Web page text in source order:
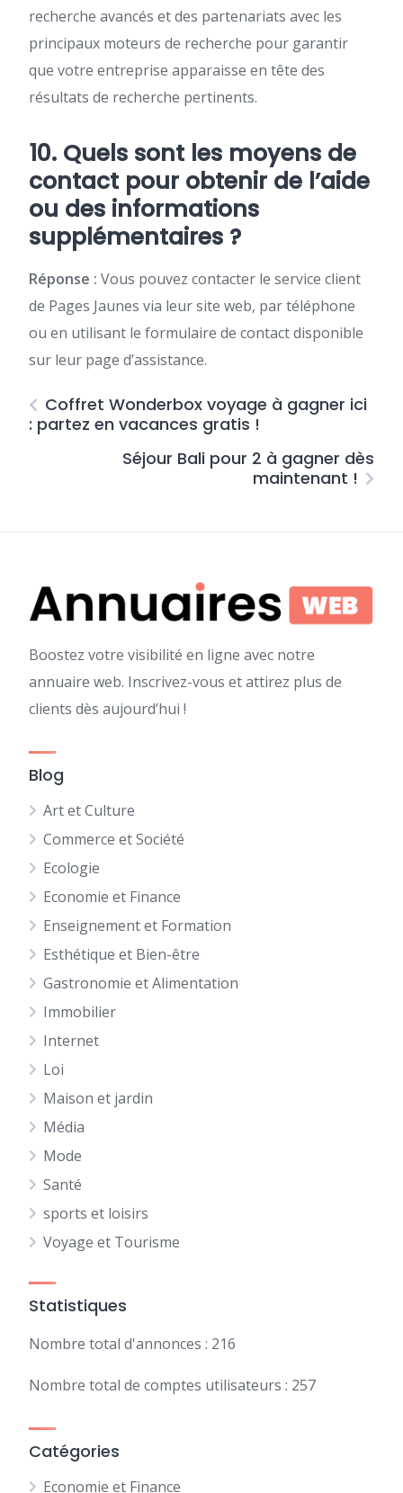
recherche avancés et des partenariats avec les
principaux moteurs de recherche pour garantir
que votre entreprise apparaisse en tête des
résultats de recherche pertinents.
10. Quels sont les moyens de
contact pour obtenir de l’aide
ou des informations
supplémentaires ?
Réponse : Vous pouvez contacter le service client
de Pages Jaunes via leur site web, par téléphone
ou en utilisant le formulaire de contact disponible
sur leur page d’assistance.
Coffret Wonderbox voyage à gagner ici
: partez en vacances gratis !
Séjour Bali pour 2 à gagner dès
maintenant !
Boostez votre visibilité en ligne avec notre
annuaire web. Inscrivez-vous et attirez plus de
clients dès aujourd’hui !
Blog
Art et Culture
Commerce et Société
Ecologie
Economie et Finance
Enseignement et Formation
Esthétique et Bien-être
Gastronomie et Alimentation
Immobilier
Internet
Loi
Maison et jardin
Média
Mode
Santé
sports et loisirs
Voyage et Tourisme
Statistiques
Nombre total d'annonces : 216
Nombre total de comptes utilisateurs : 257
Catégories
Economie et Finance